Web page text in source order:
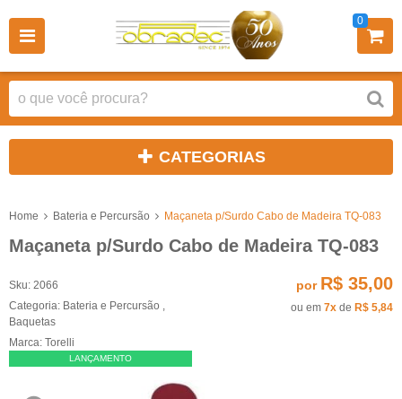
0
CATEGORIAS
Home Bateria e Percursão Maçaneta p/Surdo Cabo de Madeira TQ-083
Maçaneta p/Surdo Cabo de Madeira TQ-083
Sku: 2066
Categoria: Bateria e Percursão
Baquetas
Marca: Torelli
LANÇAMENTO
por R$ 35,00
ou em 7x de R$ 5,84